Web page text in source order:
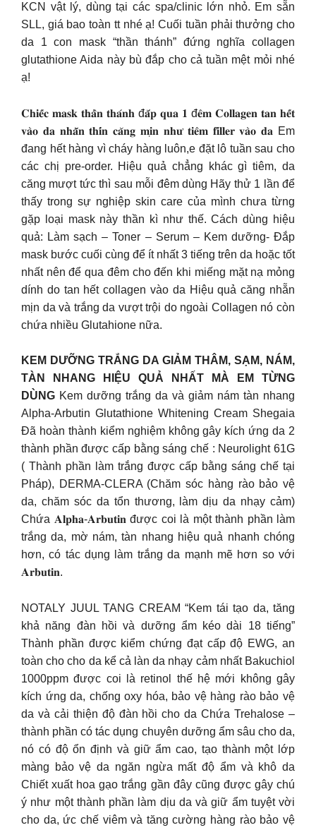
KCN vật lý, dùng tại các spa/clinic lớn nhỏ. Em sẵn
SLL, giá bao toàn tt nhé ạ! Cuối tuần phải thưởng cho
da 1 con mask “thần thánh” đứng nghĩa collagen
glutathione Aida này bù đắp cho cả tuần mệt mỏi nhé
ạ!
𝐂𝐡𝐢𝐞̂́𝐜 𝐦𝐚𝐬𝐤 𝐭𝐡𝐚̂̀𝐧 𝐭𝐡𝐚́𝐧𝐡 đ𝐚̆́𝐩 𝐪𝐮𝐚 𝟏 đ𝐞̂𝐦 𝐂𝐨𝐥𝐥𝐚𝐠𝐞𝐧 𝐭𝐚𝐧 𝐡𝐞̂́𝐭
𝐯𝐚̀𝐨 𝐝𝐚 𝐧𝐡𝐚̆̃𝐧 𝐭𝐡𝐢́𝐧 𝐜𝐚̆𝐧𝐠 𝐦𝐢̣𝐧 𝐧𝐡𝐮̛ 𝐭𝐢𝐞̂𝐦 𝐟𝐢𝐥𝐥𝐞𝐫 𝐯𝐚̀𝐨 𝐝𝐚 Em
đang hết hàng vì cháy hàng luôn,e đặt lô tuần sau cho
các chị pre-order. Hiệu quả chẳng khác gì tiêm, da
căng mượt tức thì sau mỗi đêm dùng Hãy thử 1 lần để
thấy trong sự nghiệp skin care của mình chưa từng
gặp loại mask này thần kì như thế. Cách dùng hiệu
quả: Làm sạch – Toner – Serum – Kem dưỡng- Đắp
mask bước cuối cùng để ít nhất 3 tiếng trên da hoặc tốt
nhất nên để qua đêm cho đến khi miếng mặt nạ mỏng
dính do tan hết collagen vào da Hiệu quả căng nhẵn
mịn da và trắng da vượt trội do ngoài Collagen nó còn
chứa nhiều Glutahione nữa.
KEM DƯỠNG TRẮNG DA GIẢM THÂM, SẠM, NÁM,
TÀN NHANG HIỆU QUẢ NHẤT MÀ EM TỪNG
DÙNG Kem dưỡng trắng da và giảm nám tàn nhang
Alpha-Arbutin Glutathione Whitening Cream Shegaia
Đã hoàn thành kiểm nghiệm không gây kích ứng da 2
thành phần được cấp bằng sáng chế : Neurolight 61G
( Thành phần làm trắng được cấp bằng sáng chế tại
Pháp), DERMA-CLERA (Chăm sóc hàng rào bảo vệ
da, chăm sóc da tổn thương, làm dịu da nhạy cảm)
Chứa 𝐀𝐥𝐩𝐡𝐚-𝐀𝐫𝐛𝐮𝐭𝐢𝐧 được coi là một thành phần làm
trắng da, mờ nám, tàn nhang hiệu quả nhanh chóng
hơn, có tác dụng làm trắng da mạnh mẽ hơn so với
𝐀𝐫𝐛𝐮𝐭𝐢𝐧.
NOTALY JUUL TANG CREAM “Kem tái tạo da, tăng
khả năng đàn hồi và dưỡng ẩm kéo dài 18 tiếng”
Thành phần được kiểm chứng đạt cấp độ EWG, an
toàn cho cho da kể cả làn da nhạy cảm nhất Bakuchiol
1000ppm được coi là retinol thế hệ mới không gây
kích ứng da, chống oxy hóa, bảo vệ hàng rào bảo vệ
da và cải thiện độ đàn hồi cho da Chứa Trehalose –
thành phần có tác dụng chuyên dưỡng ẩm sâu cho da,
nó có độ ổn định và giữ ẩm cao, tạo thành một lớp
màng bảo vệ da ngăn ngừa mất độ ẩm và khô da
Chiết xuất hoa gạo trắng gần đây cũng được gây chú
ý như một thành phần làm dịu da và giữ ẩm tuyệt vời
cho da, ức chế viêm và tăng cường hàng rào bảo vệ